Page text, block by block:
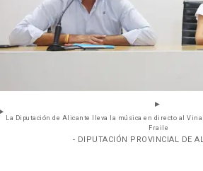
La Diputación de Alicante lleva la música en directo al
Fraile
- DIPUTACIÓN PROVINCIAL DE